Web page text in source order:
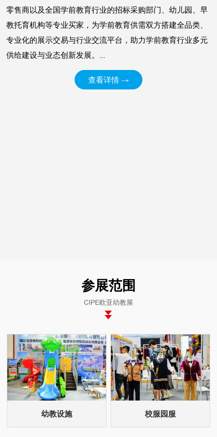
零售商以及全国学前教育行业的招标采购部门、幼儿园、早
教托育机构等专业买家，为学前教育供需双方搭建全品类、
专业化的展示交易与行业交流平台，助力学前教育行业多元
供给建设与业态创新发展。...
查看详情 →
参展范围
CIPE欧亚幼教展
幼教设施 校服园服